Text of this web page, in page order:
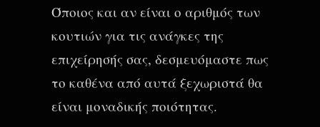
Όποιος και αν είναι ο αριθμός των
κουτιών για τις ανάγκες της
επιχείρησής σας, δεσμευόμαστε πως
το καθένα από αυτά ξεχωριστά θα
είναι μοναδικής ποιότητας.